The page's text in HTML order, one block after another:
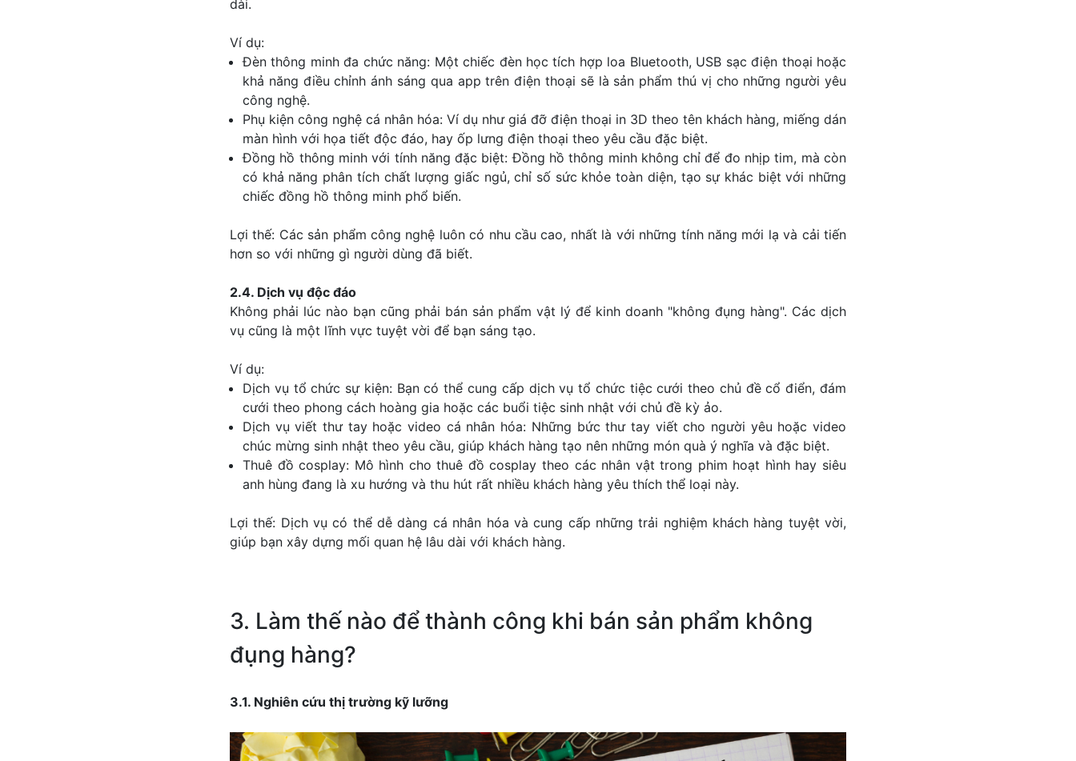
dài.
Ví dụ:
Đèn thông minh đa chức năng: Một chiếc đèn học tích hợp loa Bluetooth, USB sạc điện thoại hoặc
khả năng điều chỉnh ánh sáng qua app trên điện thoại sẽ là sản phẩm thú vị cho những người yêu
công nghệ.
Phụ kiện công nghệ cá nhân hóa: Ví dụ như giá đỡ điện thoại in 3D theo tên khách hàng, miếng dán
màn hình với họa tiết độc đáo, hay ốp lưng điện thoại theo yêu cầu đặc biệt.
Đồng hồ thông minh với tính năng đặc biệt: Đồng hồ thông minh không chỉ để đo nhịp tim, mà còn
có khả năng phân tích chất lượng giấc ngủ, chỉ số sức khỏe toàn diện, tạo sự khác biệt với những
chiếc đồng hồ thông minh phổ biến.
Lợi thế: Các sản phẩm công nghệ luôn có nhu cầu cao, nhất là với những tính năng mới lạ và cải tiến
hơn so với những gì người dùng đã biết.
2.4. Dịch vụ độc đáo
Không phải lúc nào bạn cũng phải bán sản phẩm vật lý để kinh doanh "không đụng hàng". Các dịch
vụ cũng là một lĩnh vực tuyệt vời để bạn sáng tạo.
Ví dụ:
Dịch vụ tổ chức sự kiện: Bạn có thể cung cấp dịch vụ tổ chức tiệc cưới theo chủ đề cổ điển, đám
cưới theo phong cách hoàng gia hoặc các buổi tiệc sinh nhật với chủ đề kỳ ảo.
Dịch vụ viết thư tay hoặc video cá nhân hóa: Những bức thư tay viết cho người yêu hoặc video
chúc mừng sinh nhật theo yêu cầu, giúp khách hàng tạo nên những món quà ý nghĩa và đặc biệt.
Thuê đồ cosplay: Mô hình cho thuê đồ cosplay theo các nhân vật trong phim hoạt hình hay siêu
anh hùng đang là xu hướng và thu hút rất nhiều khách hàng yêu thích thể loại này.
Lợi thế: Dịch vụ có thể dễ dàng cá nhân hóa và cung cấp những trải nghiệm khách hàng tuyệt vời,
giúp bạn xây dựng mối quan hệ lâu dài với khách hàng.
3. Làm thế nào để thành công khi bán sản phẩm không
đụng hàng?
3.1. Nghiên cứu thị trường kỹ lưỡng